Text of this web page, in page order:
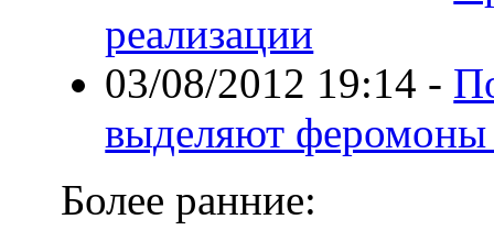
реализации
03/08/2012 19:14 -
выделяют феромоны
Более ранние: